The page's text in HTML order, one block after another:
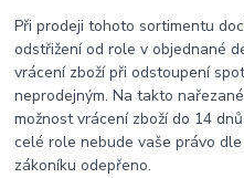
Při prodeji tohoto sortimentu
odstřižení od role v objednané
vrácení zboží při odstoupení
neprodejným. Na takto
možnost vrácení zboží do 14
celé role nebude vaše právo
zákoníku odepřeno.